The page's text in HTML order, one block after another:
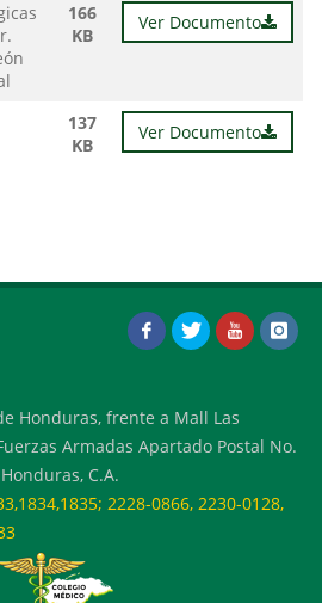
166
KB
Ver Documento
137
KB
Ver Documento
Honduras, frente a Mall Las
Armadas Apartado Postal No.
C.A.
2228-0866, 2230-0128,